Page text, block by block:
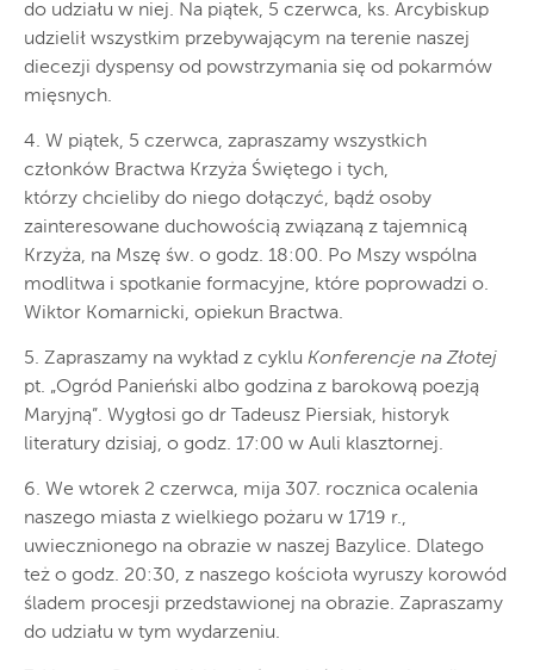
do udziału w niej. Na piątek, 5 czerwca, ks. Arcybiskup
udzielił wszystkim przebywającym na terenie naszej
diecezji dyspensy od powstrzymania się od pokarmów
mięsnych.
4. W piątek, 5 czerwca, zapraszamy wszystkich
członków Bractwa Krzyża Świętego i tych,
którzy chcieliby do niego dołączyć, bądź osoby
zainteresowane duchowością związaną z tajemnicą
Krzyża, na Mszę św. o godz. 18:00. Po Mszy wspólna
modlitwa i spotkanie formacyjne, które poprowadzi o.
Wiktor Komarnicki, opiekun Bractwa.
5. Zapraszamy na wykład z cyklu Konferencje na Złotej
pt. „Ogród Panieński albo godzina z barokową poezją
Maryjną”. Wygłosi go dr Tadeusz Piersiak, historyk
literatury dzisiaj, o godz. 17:00 w Auli klasztornej.
6. We wtorek 2 czerwca, mija 307. rocznica ocalenia
naszego miasta z wielkiego pożaru w 1719 r.,
uwiecznionego na obrazie w naszej Bazylice. Dlatego
też o godz. 20:30, z naszego kościoła wyruszy korowód
śladem procesji przedstawionej na obrazie. Zapraszamy
do udziału w tym wydarzeniu.